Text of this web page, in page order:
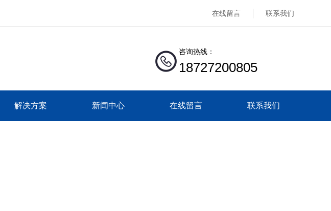
在线留言 联系我们
咨询热线：
18727200805
解决方案 新闻中心 在线留言 联系我们